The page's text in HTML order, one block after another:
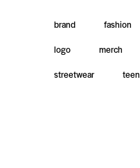
brand fashion
logo
merch
streetwear
teen